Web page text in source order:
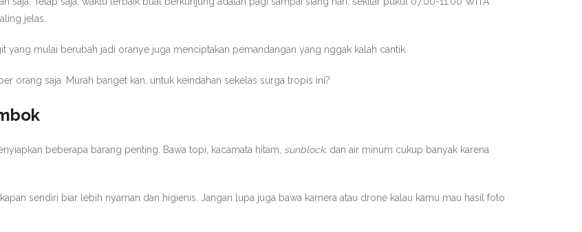
jelas.
yang mulai berubah jadi oranye juga menciptakan pemandangan yang nggak kalah cantik.
orang saja. Murah banget kan, untuk keindahan sekelas surga tropis ini?
beberapa barang penting. Bawa topi, kacamata hitam, sunblock, dan air minum cukup banyak karena
sendiri biar lebih nyaman dan higienis. Jangan lupa juga bawa kamera atau drone kalau kamu mau hasil foto